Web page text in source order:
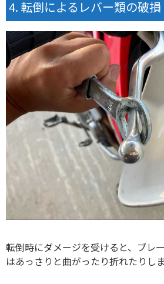
転倒によるレバー類の破損
転倒時にダメージを受けると、ブレ
はあっさりと曲がったり折れたりしま